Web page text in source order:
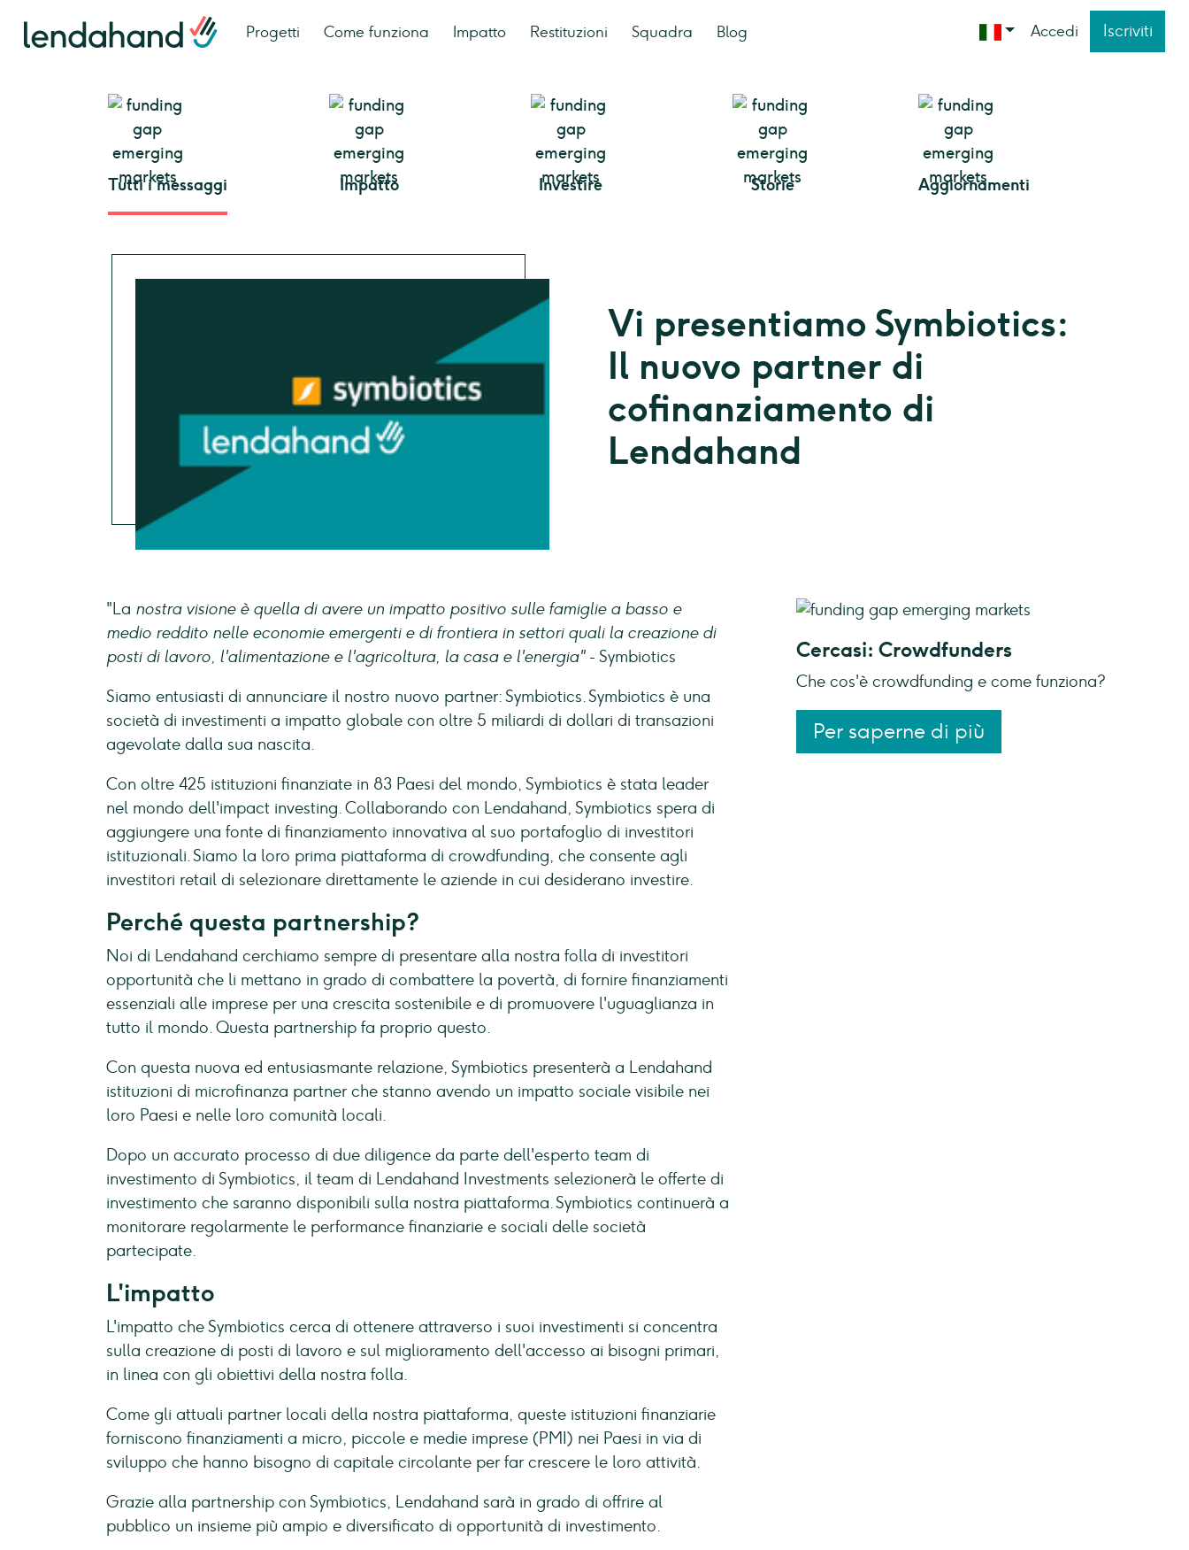
Progetti Come funziona Impatto Restituzioni Squadra Blog Accedi Iscriviti
Tutti i messaggi Impatto Investire Storie Aggiornamenti
Vi presentiamo Symbiotics:
Il nuovo partner di
cofinanziamento di
Lendahand
"La nostra visione è quella di avere un impatto positivo sulle famiglie a basso e
medio reddito nelle economie emergenti e di frontiera in settori quali la creazione di
posti di lavoro, l'alimentazione e l'agricoltura, la casa e l'energia"- Symbiotics
Siamo entusiasti di annunciare il nostro nuovo partner: Symbiotics. Symbiotics è una
società di investimenti a impatto globale con oltre 5 miliardi di dollari di transazioni
agevolate dalla sua nascita.
Con oltre 425 istituzioni finanziate in 83 Paesi del mondo, Symbiotics è stata leader
nel mondo dell'impact investing. Collaborando con Lendahand, Symbiotics spera di
aggiungere una fonte di finanziamento innovativa al suo portafoglio di investitori
istituzionali. Siamo la loro prima piattaforma di crowdfunding, che consente agli
investitori retail di selezionare direttamente le aziende in cui desiderano investire.
Perché questa partnership?
Noi di Lendahand cerchiamo sempre di presentare alla nostra folla di investitori
opportunità che li mettano in grado di combattere la povertà, di fornire finanziamenti
essenziali alle imprese per una crescita sostenibile e di promuovere l'uguaglianza in
tutto il mondo. Questa partnership fa proprio questo.
Con questa nuova ed entusiasmante relazione, Symbiotics presenterà a Lendahand
istituzioni di microfinanza partner che stanno avendo un impatto sociale visibile nei
loro Paesi e nelle loro comunità locali.
Dopo un accurato processo di due diligence da parte dell'esperto team di
investimento di Symbiotics, il team di Lendahand Investments selezionerà le offerte di
investimento che saranno disponibili sulla nostra piattaforma. Symbiotics continuerà a
monitorare regolarmente le performance finanziarie e sociali delle società
partecipate.
L'impatto
L'impatto che Symbiotics cerca di ottenere attraverso i suoi investimenti si concentra
sulla creazione di posti di lavoro e sul miglioramento dell'accesso ai bisogni primari,
in linea con gli obiettivi della nostra folla.
Come gli attuali partner locali della nostra piattaforma, queste istituzioni finanziarie
forniscono finanziamenti a micro, piccole e medie imprese (PMI) nei Paesi in via di
sviluppo che hanno bisogno di capitale circolante per far crescere le loro attività.
Grazie alla partnership con Symbiotics, Lendahand sarà in grado di offrire al
pubblico un insieme più ampio e diversificato di opportunità di investimento.
Cercasi: Crowdfunders
Che cos'è crowdfunding e come funziona?
Per saperne di più